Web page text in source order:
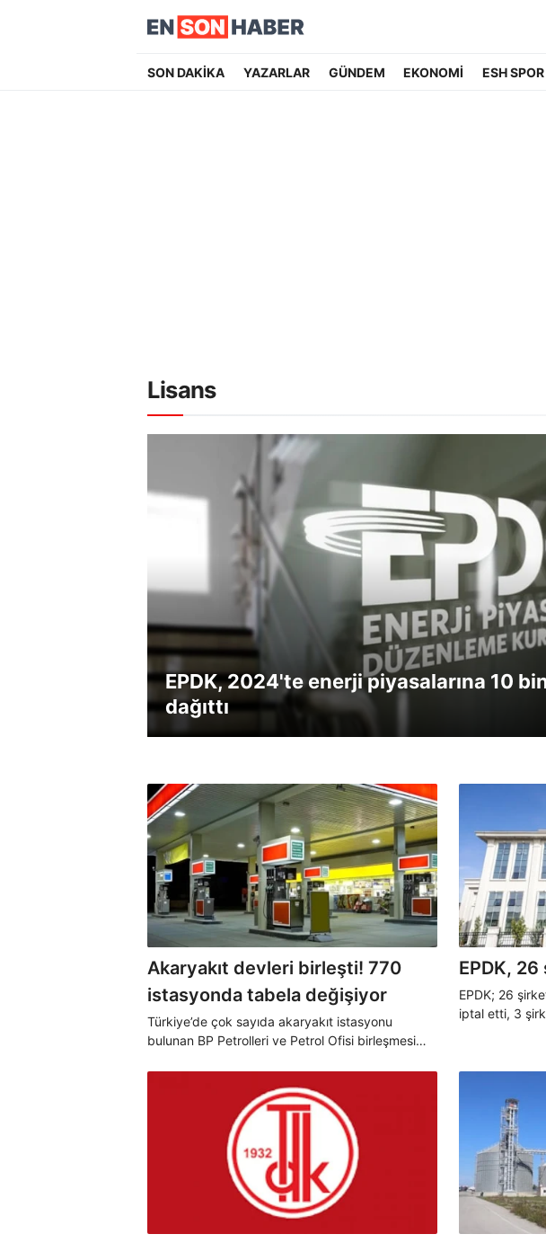
SON DAKİKA YAZARLAR GÜNDEM EKONOMİ ESH SPOR
Lisans
EPDK, 2024'te enerji piyasalarına 10
dağıttı
Akaryakıt devleri birleşti! 770
istasyonda tabela değişiyor
Türkiye’de çok sayıda akaryakıt istasyonu
bulunan BP Petrolleri ve Petrol Ofisi birleşmesi
çatı olarak hizmet verecek akaryakıt devleri
gündemin odağı haline geldi.
EPDK,
EPDK; 26
iptal etti, 3